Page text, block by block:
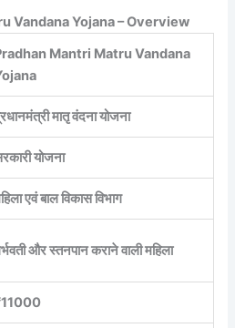
Vandana Yojana – Overview
Mantri Matru Vandana
मातृ वंदना योजना
योजना
एवं बाल विकास विभाग
और स्तनपान कराने वाली महिला